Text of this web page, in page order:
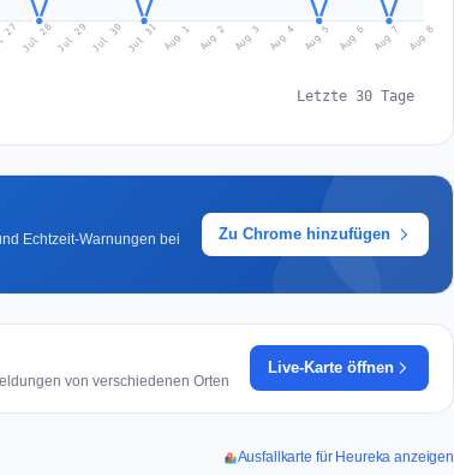
Jul 28Jul 29 Jul 30 Jul 31 Aug 1 Aug 2 Aug 3 Aug 4 Aug 5 Aug 6 Aug 7 Aug 8
Letzte 30 Tage
Echtzeit-Warnungen bei
Zu Chrome hinzufügen
von verschiedenen Orten
Live-Karte öffnen
Ausfallkarte für Heureka anzeigen